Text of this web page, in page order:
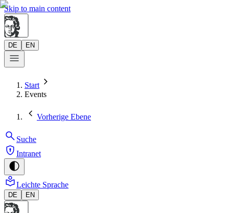
Skip to main content
DE EN
Start
Events
Vorherige Ebene
Suche
Intranet
Leichte Sprache
DE EN